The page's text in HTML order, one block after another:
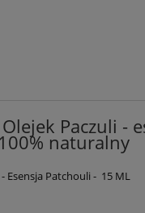
Olejek Paczuli -
naturalny
Esensja Patchouli - 15 ML